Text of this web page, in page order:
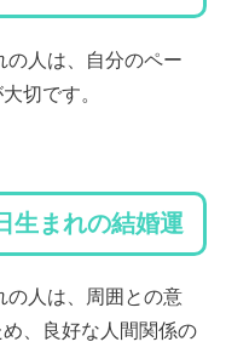
の人は、自分のペー
切です。
生まれの結婚運
の人は、周囲との意
、良好な人間関係の